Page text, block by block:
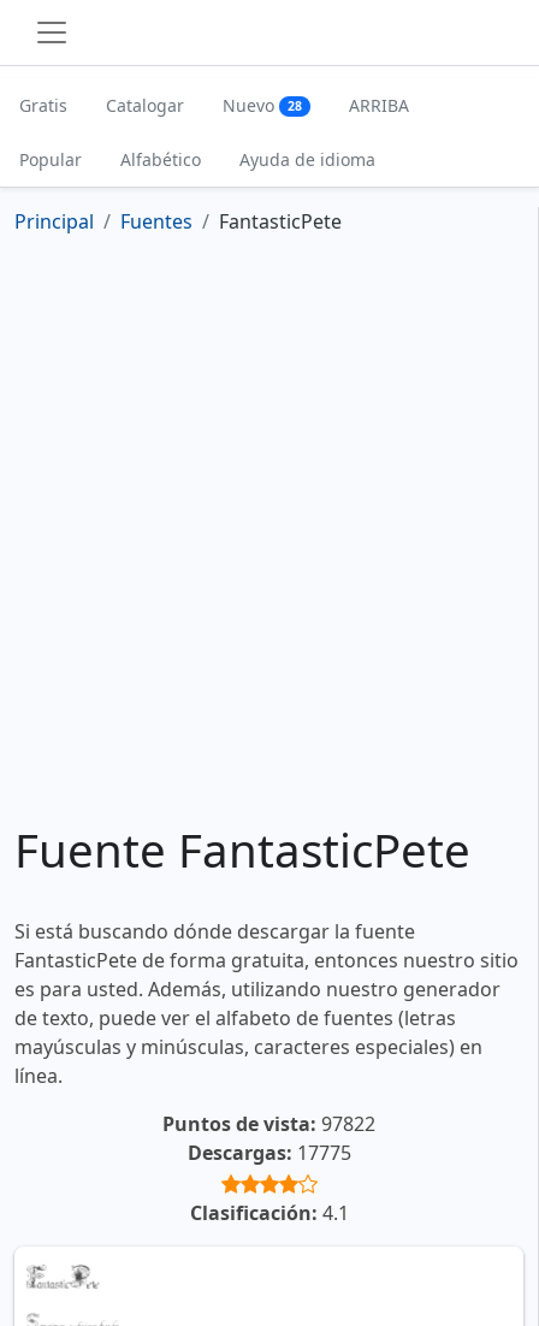
Gratis Catalogar Nuevo 28 ARRIBA
Popular Alfabético Ayuda de idioma
Principal Fuentes FantasticPete
Fuente FantasticPete
Si está buscando dónde descargar la fuente
FantasticPete de forma gratuita, entonces nuestro sitio
es para usted. Además, utilizando nuestro generador
de texto, puede ver el alfabeto de fuentes (letras
mayúsculas y minúsculas, caracteres especiales) en
línea.
Puntos de vista: 97822
Descargas: 17775
Clasificación: 4.1